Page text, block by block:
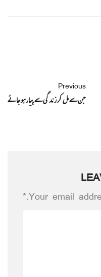
Previous
جن سے مل کر زندگی سے پیار ہو جائے
Your email